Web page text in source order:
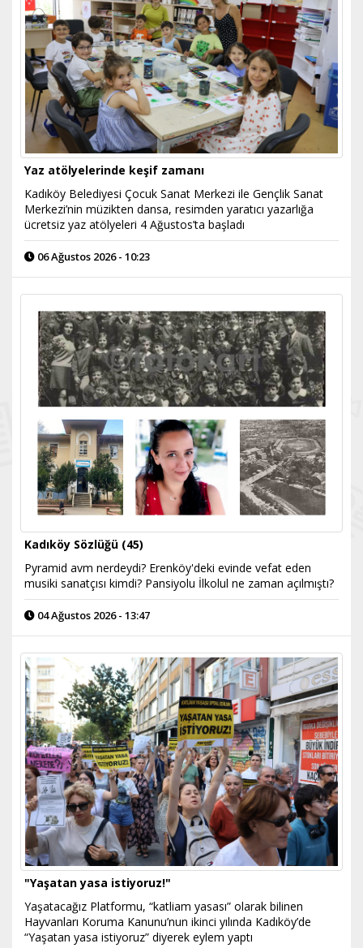
Yaz atölyelerinde keşif zamanı
Kadıköy Belediyesi Çocuk Sanat Merkezi ile Gençlik Sanat
Merkezi’nin müzikten dansa, resimden yaratıcı yazarlığa
ücretsiz yaz atölyeleri 4 Ağustos’ta başladı
06 Ağustos 2026 - 10:23
Kadıköy Sözlüğü (45)
Pyramid avm nerdeydi? Erenköy'deki evinde vefat eden
musiki sanatçısı kimdi? Pansiyolu İlkolul ne zaman açılmıştı?
04 Ağustos 2026 - 13:47
"Yaşatan yasa istiyoruz!"
Yaşatacağız Platformu, “katliam yasası” olarak bilinen
Hayvanları Koruma Kanunu’nun ikinci yılında Kadıköy’de
“Yaşatan yasa istiyoruz” diyerek eylem yaptı